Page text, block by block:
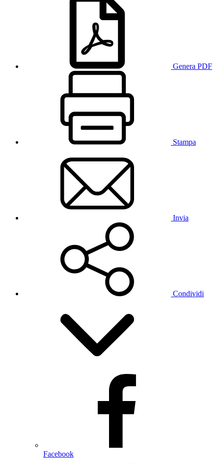
Genera PDF
Stampa
Invia
Condividi
Facebook